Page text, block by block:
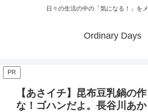
日々の生活の中の「気になる！」をメ
Ordinary Days
PR
【あさイチ】昆布豆乳鍋の
な！ゴハンだよ。長谷川あ